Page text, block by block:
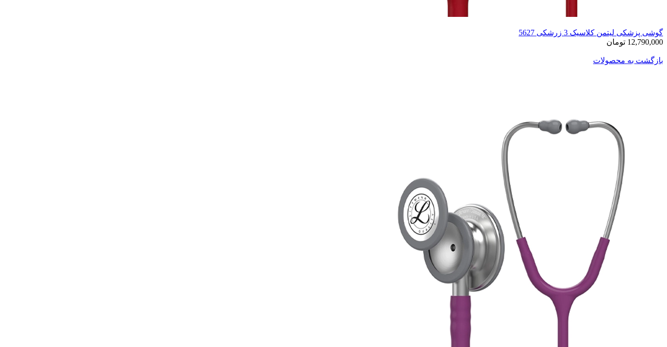
گوشی پزشکی لیتمن کلاسیک 3 زرشکی 5627
12,790,000 تومان
بازگشت به محصولات